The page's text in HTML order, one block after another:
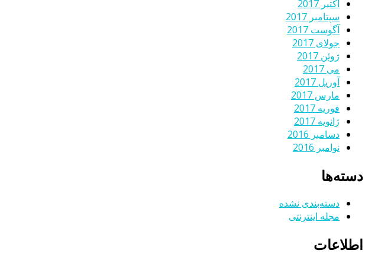
اکتبر 2017
سپتامبر 2017
آگوست 2017
جولای 2017
ژوئن 2017
می 2017
آوریل 2017
مارس 2017
فوریه 2017
ژانویه 2017
دسامبر 2016
نوامبر 2016
دسته‌ها
دسته‌بندی نشده
مجله اینترنتی
اطلاعات